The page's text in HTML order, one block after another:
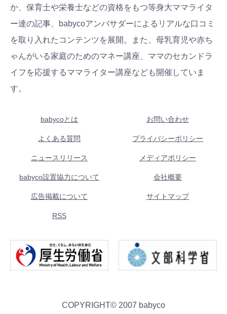
か、保育士や栄養士などの資格をもつ等身大ママライタ
ー達の記事、babycoアンバサダーによるリアルな口コミ
を取り入れたコンテンツを展開。また、母乳育児や赤ち
ゃんがいる家庭のためのマネー講座、ママのセカンドラ
イフを応援するママライター講座なども開催していま
す。
babycoとは お問い合わせ
よくある質問 プライバシーポリシー
ニュースリリース メディアポリシー
babyco設置協力について 会社概要
広告掲載について サイトマップ
RSS
COPYRIGHT© 2007 babyco